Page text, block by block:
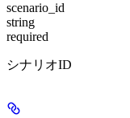
scenario_id
string
required
シナリオID